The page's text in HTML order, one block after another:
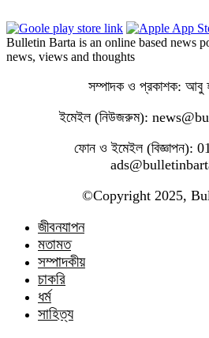
Bulletin Barta is an online based news
news, views and thoughts
সম্পাদক ও প্রকাশক: আবু
ইমেইল (নিউজরুম):
ফোন ও ইমেইল (বিজ্ঞাপন):
©️Copyright 2025,
জীবনযাপন
মতামত
সম্পাদকীয়
চাকরি
ধর্ম
সাহিত্য